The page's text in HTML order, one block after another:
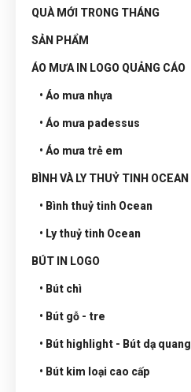
QUÀ MỚI TRONG THÁNG
SẢN PHẨM
ÁO MƯA IN LOGO QUẢNG CÁO
• Áo mưa nhựa
• Áo mưa padessus
• Áo mưa trẻ em
BÌNH VÀ LY THUỶ TINH OCEAN
• Bình thuỷ tinh Ocean
• Ly thuỷ tinh Ocean
BÚT IN LOGO
• Bút chì
• Bút gỗ - tre
• Bút highlight - Bút dạ quang
• Bút kim loại cao cấp